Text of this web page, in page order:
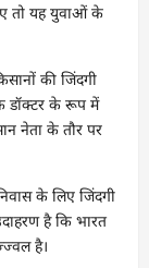
तो यह युवाओं के
की जिंदगी
डॉक्टर के रूप में
नेता के तौर पर
के लिए जिंदगी
है कि भारत
है।